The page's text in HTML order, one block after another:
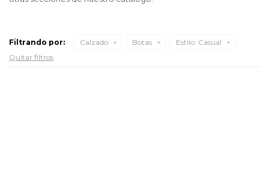
Filtrando por: Calzado Botas Estilo: Casual
Quitar filtros